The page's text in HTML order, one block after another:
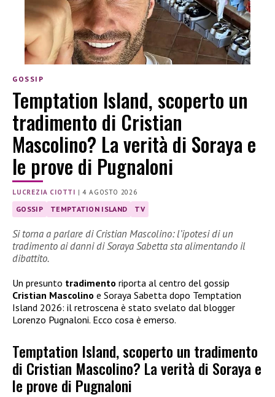
GOSSIP
Temptation Island, scoperto un
tradimento di Cristian
Mascolino? La verità di Soraya e
le prove di Pugnaloni
LUCREZIA CIOTTI |4 AGOSTO 2026
GOSSIP TEMPTATION ISLAND TV
Si torna a parlare di Cristian Mascolino: l’ipotesi di un
tradimento ai danni di Soraya Sabetta sta alimentando il
dibattito.
Un presunto tradimento riporta al centro del gossip
Cristian Mascolino e Soraya Sabetta dopo Temptation
Island 2026: il retroscena è stato svelato dal blogger
Lorenzo Pugnaloni. Ecco cosa è emerso.
Temptation Island, scoperto un tradimento
di Cristian Mascolino? La verità di Soraya e
le prove di Pugnaloni